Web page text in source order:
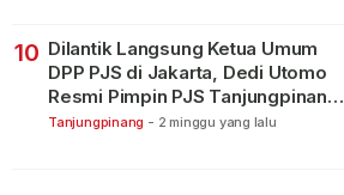
10 Dilantik Langsung Ketua Umum
DPP PJS di Jakarta, Dedi Utomo
Resmi Pimpin PJS Tanjungpinang-
Bintan
Tanjungpinang - 2 minggu yang lalu